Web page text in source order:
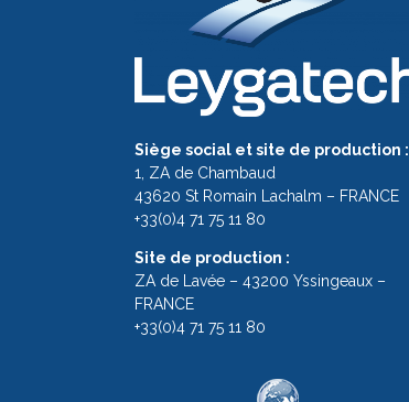
Siège social et site de production :
1, ZA de Chambaud
43620 St Romain Lachalm – FRANCE
+33(0)4 71 75 11 80
Site de production :
ZA de Lavée – 43200 Yssingeaux –
FRANCE
+33(0)4 71 75 11 80